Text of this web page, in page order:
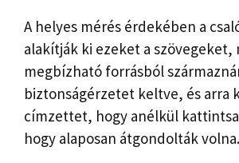
A helyes mérés érdekében a
alakítják ki ezeket a szövegeket,
megbízható forrásból
biztonságérzetet keltve, és arra
címzettet, hogy anélkül
hogy alaposan átgondolták volna.